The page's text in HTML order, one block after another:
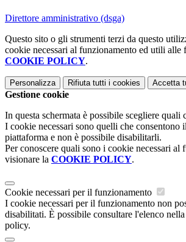
Direttore amministrativo (dsga)
Questo sito o gli strumenti terzi da questo
cookie necessari al funzionamento ed utili alle
COOKIE POLICY.
Personalizza Rifiuta tutti i cookies Accetta
Gestione cookie
In questa schermata è possibile scegliere quali
I cookie necessari sono quelli che consentono
piattaforma e non è possibile disabilitarli.
Per conoscere quali sono i cookie necessari al
visionare la COOKIE POLICY.
Cookie necessari per il funzionamento
I cookie necessari per il funzionamento non
disabilitati. È possibile consultare l'elenco
policy.